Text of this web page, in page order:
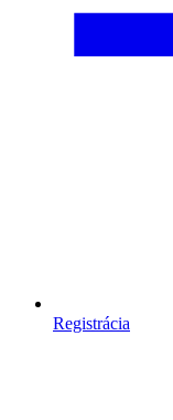
Registrácia